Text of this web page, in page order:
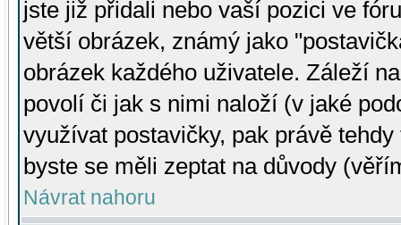
jste již přidali nebo vaší pozici ve
větší obrázek, známý jako
obrázek každého uživatele. Záleží
povolí či jak s nimi naloží (v jaké
využívat postavičky, pak právě
byste se měli zeptat na důvody
Návrat nahoru